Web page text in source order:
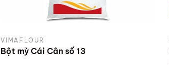
VIMAFLOUR
Bột mỳ Cái Cân số 13